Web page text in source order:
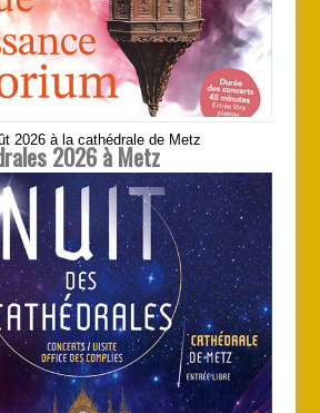
2026 à la cathédrale de Metz
2026 à Metz